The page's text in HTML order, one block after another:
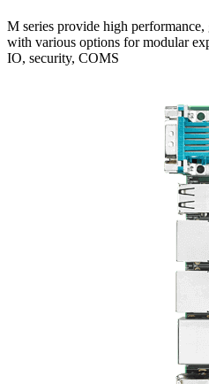
M series provide high
with various options for modular
IO, security, COMS